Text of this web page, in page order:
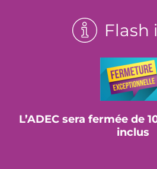
Flash
L’ADEC sera fermée de
inclus